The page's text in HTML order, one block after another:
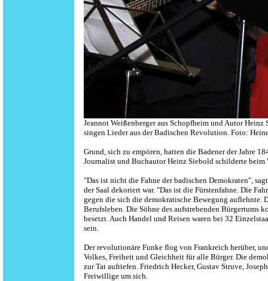
Jeannot Weißenberger aus Schopfheim und Autor Heinz
singen Lieder aus der Badischen Revolution. Foto:
Grund, sich zu empören, hatten die Badener der Jahre
Journalist und Buchautor Heinz Siebold schilderte beim
"Das ist nicht die Fahne der badischen Demokraten",
der Saal dekoriert war. "Das ist die Fürstenfahne. Die
gegen die sich die demokratische Bewegung auflehnte.
Berufsleben. Die Söhne des aufstrebenden Bürgertums
besetzt. Auch Handel und Reisen waren bei 32
sein.
Der revolutionäre Funke flog von Frankreich herüber,
Volkes, Freiheit und Gleichheit für alle Bürger. Die
zur Tat aufriefen. Friedrich Hecker, Gustav Struve,
Freiwillige um sich.